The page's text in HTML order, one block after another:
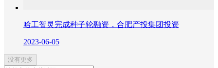
哈工智灵完成种子轮融资，合肥产投集团投资
2023-06-05
没有更多